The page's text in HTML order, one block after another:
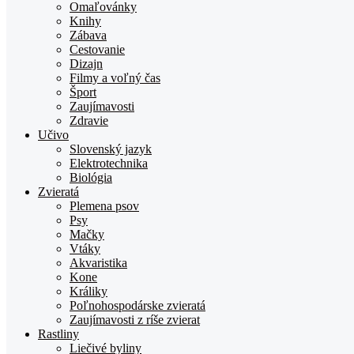
Omaľovánky
Knihy
Zábava
Cestovanie
Dizajn
Filmy a voľný čas
Šport
Zaujímavosti
Zdravie
Učivo
Slovenský jazyk
Elektrotechnika
Biológia
Zvieratá
Plemena psov
Psy
Mačky
Vtáky
Akvaristika
Kone
Králiky
Poľnohospodárske zvieratá
Zaujímavosti z ríše zvierat
Rastliny
Liečivé byliny